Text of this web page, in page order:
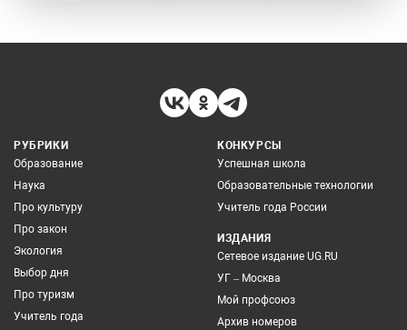
РУБРИКИ
Образование
Наука
Про культуру
Про закон
Экология
Выбор дня
Про туризм
Учитель года
КОНКУРСЫ
Успешная школа
Образовательные технологии
Учитель года России
ИЗДАНИЯ
Сетевое издание UG.RU
УГ – Москва
Мой профсоюз
Архив номеров